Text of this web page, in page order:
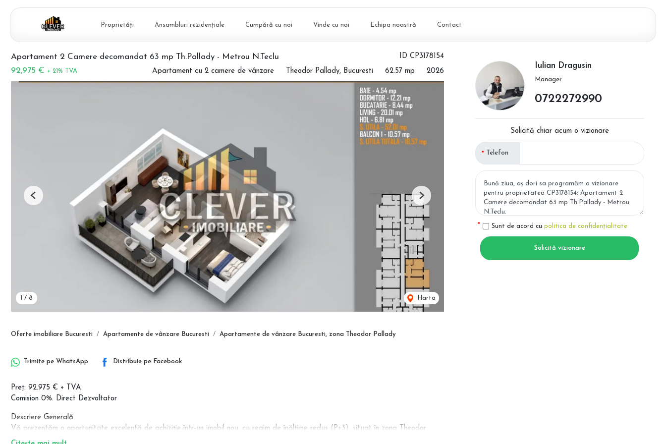
Proprietăți Ansambluri rezidențiale Cumpără cu noi Vinde cu noi Echipa noastră Contact
ID CP3178154
Apartament 2 Camere decomandat 63 mp Th.Pallady - Metrou N.Teclu
92,975 € + 21% TVA Apartament cu 2 camere de vânzare Theodor Pallady, Bucuresti 62.57 mp 2026
/ 8 Harta
Previous Next
Oferte imobiliare Bucuresti Apartamente de vânzare Bucuresti Apartamente de vânzare Bucuresti, zona Theodor Pallady
Trimite pe WhatsApp Distribuie pe Facebook
Preț: 92.975 € + TVA
Comision 0%. Direct Dezvoltator
Descriere Generală
Vă prezentăm o oportunitate excelentă de achiziție într-un imobil nou, cu regim de înălțime redus (P+3), situat în zona Theodor
Pallady, Sector 3. Apartamentul este conceput pentru a oferi un echilibru perfect între funcționalitate și confort, fiind ideal atât
Iulian Dragusin
Manager
0722272990
Solicită chiar acum o vizionare
Telefon
Sunt de acord cu politica de confidențialitate
Solicită vizionare